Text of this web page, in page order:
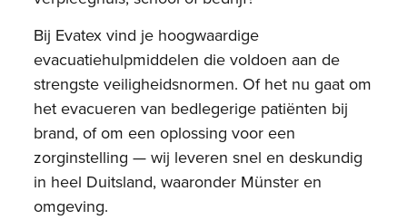
Bij Evatex vind je hoogwaardige
evacuatiehulpmiddelen die voldoen aan de
strengste veiligheidsnormen. Of het nu gaat om
het evacueren van bedlegerige patiënten bij
brand, of om een oplossing voor een
zorginstelling — wij leveren snel en deskundig
in heel Duitsland, waaronder Münster en
omgeving.